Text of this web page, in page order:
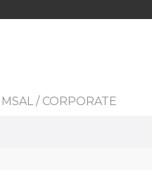
/ CORPORATE